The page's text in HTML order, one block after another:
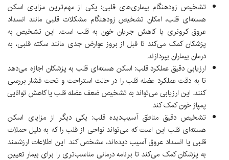
تشخیص زودهنگام بیماری‌های قلبی: یکی از مهم‌ترین مزایای اسکن
هسته‌ای قلب، امکان تشخیص زودهنگام مشکلات قلبی مانند انسداد
عروق کرونری یا کاهش جریان خون به قلب است. این تشخیص به
پزشکان کمک می‌کند تا قبل از بروز عوارض جدی مانند سکته قلبی، به
درمان بیماران بپردازند.
ارزیابی دقیق عملکرد قلب: اسکن هسته‌ای قلب به پزشکان اجازه می‌دهد
تا به دقت عملکرد عضله قلب را در حالت استراحت و تحت فشار بررسی
کنند. این ارزیابی می‌تواند به تشخیص ضعف عضله قلب یا کاهش توانایی
پمپاژ خون کمک کند.
تشخیص دقیق مناطق آسیب‌دیده قلب: یکی دیگر از مزایای اسکن
هسته‌ای قلب این است که می‌تواند نواحی از قلب را که به دلیل حملات
قلبی یا انسداد عروق آسیب دیده‌اند، مشخص کند. این اطلاعات ارزشمند
به پزشکان کمک می‌کند تا برنامه درمانی مناسب‌تری را برای بیمار تعیین